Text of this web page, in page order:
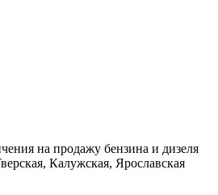
на продажу бензина и дизеля
Калужская, Ярославская